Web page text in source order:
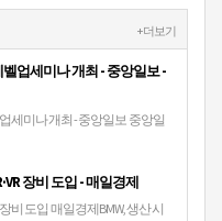
hardware VR, je prends entre mes
mains le Pimax 5K+ ET le Pimax 8K.
Alors, valent-…
+ 더보기
벨업세미나 개최 - 중앙일보 -
세미나 개최 - 중앙일보 중앙일
11월 19일(월)부터 22일(목)까
장비 도입 - 매일경제
장비 도입 매일경제BMW, 생산 시